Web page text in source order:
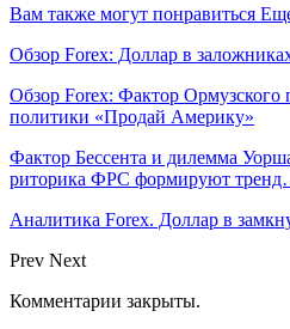
Вам также могут понравиться
Обзор Forex: Доллар в
Обзор Forex: Фактор Ормузского
политики «Продай Америку»
Фактор Бессента и дилемма
риторика ФРС формируют
Аналитика Forex. Доллар в
Prev Next
Комментарии закрыты.